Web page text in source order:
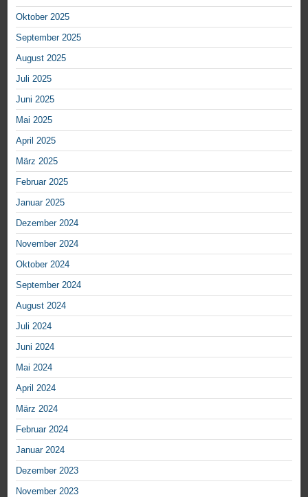
Oktober 2025
September 2025
August 2025
Juli 2025
Juni 2025
Mai 2025
April 2025
März 2025
Februar 2025
Januar 2025
Dezember 2024
November 2024
Oktober 2024
September 2024
August 2024
Juli 2024
Juni 2024
Mai 2024
April 2024
März 2024
Februar 2024
Januar 2024
Dezember 2023
November 2023